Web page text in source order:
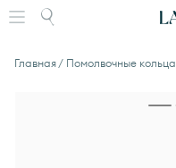
Главная Помолвочные кольца